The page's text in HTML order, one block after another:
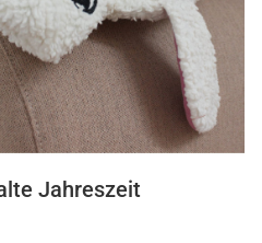
Jahreszeit